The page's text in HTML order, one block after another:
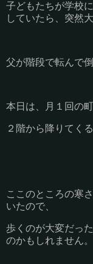
子どもたちが学校
していたら、突然
父が階段で転んで
本日は、月１回の
２階から降りてく
ここのところの寒
いたので、
歩くのが大変だっ
のかもしれません。